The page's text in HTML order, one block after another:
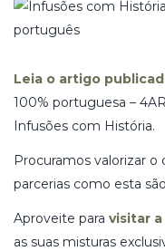
Leia o artigo
100% portuguesa –
Infusões com História.
Procuramos valorizar
parcerias como esta
Aproveite para visitar
as suas misturas